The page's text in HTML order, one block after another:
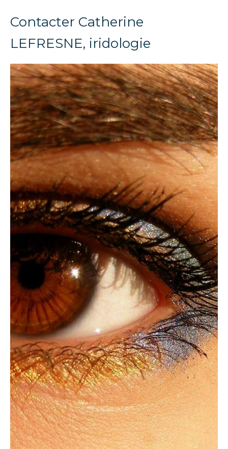
Contacter Catherine
LEFRESNE, iridologie